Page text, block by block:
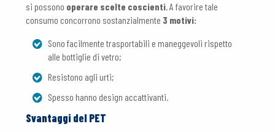
si possono operare scelte coscienti. A favorire tale
consumo concorrono sostanzialmente 3 motivi:
Sono facilmente trasportabili e maneggevoli rispetto
alle bottiglie di vetro;
Resistono agli urti;
Spesso hanno design accattivanti.
Svantaggi del PET